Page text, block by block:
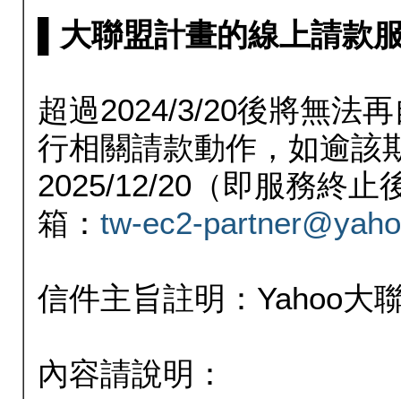
▌大聯盟計畫的線上請款
超過2024/3/20後將無法
行相關請款動作，如逾該
2025/12/20（即服務終止
箱： tw-ec2-
信件主旨註明：Yahoo大
內容請說明：